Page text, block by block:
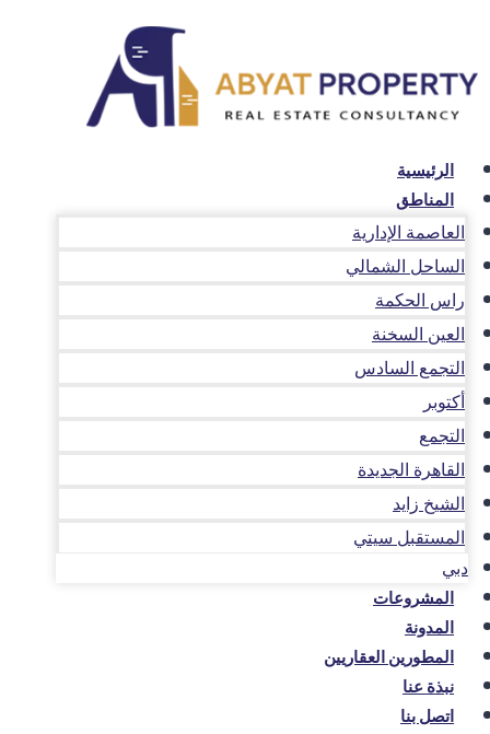
المحتوى
الرئيسية
المناطق
العاصمة الإدارية
الساحل الشمالي
راس الحكمة
العين السخنة
التجمع السادس
أكتوبر
التجمع
القاهرة الجديدة
الشيخ زايد
المستقبل سيتي
دبي
المشروعات
المدونة
المطورين العقاريين
نبذة عنا
اتصل بنا